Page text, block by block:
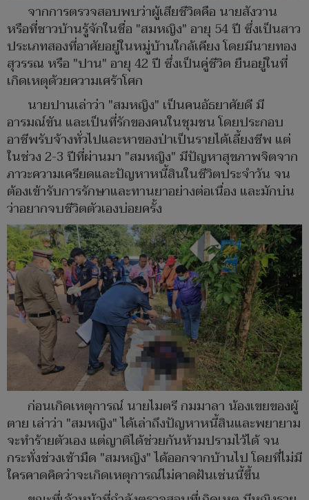
จากการตรวจสอบพบว่าผู้เสียชีวิตคือ นายสังวาน
หรือที่ชาวบ้านรู้จักในชื่อ "สมหญิง" อายุ 54 ปี ซึ่งเป็นสาว
ประเภทสองที่อาศัยอยู่ในหมู่บ้านใกล้เคียง โดยมีนายทอง
สุวรรณ หรือ "ปาน" อายุ 42 ปี ซึ่งเป็นคู่ชีวิต ยืนอยู่ในที่
เกิดเหตุด้วยความเศร้าโศก
นายปานเล่าว่า "สมหญิง" เป็นคนอัธยาศัยดี มี
อารมณ์ขัน และเป็นที่รักของคนในชุมชน โดยประกอบ
อาชีพรับจ้างทั่วไปและหาของป่าเป็นรายได้เลี้ยงชีพ แต่
ในช่วง 2-3 ปีที่ผ่านมา "สมหญิง" มีปัญหาสุขภาพจิตจาก
ภาวะความเครียดและปัญหาหนี้สินในชีวิตประจำวัน จน
ต้องเข้ารับการรักษาและทานยาอย่างต่อเนื่อง และมักบ่น
ว่าอยากจบชีวิตตัวเองบ่อยครั้ง
ก่อนเกิดเหตุการณ์ นายไมตรี กมมาลา น้องเขยของผู้
ตาย เล่าว่า "สมหญิง" ได้เล่าถึงปัญหาหนี้สินและพยายาม
จะทำร้ายตัวเอง แต่ญาติได้ช่วยกันห้ามปรามไว้ได้ จน
กระทั่งช่วงเช้ามืด "สมหญิง" ได้ออกจากบ้านไป โดยที่ไม่มี
ใครคาดคิดว่าจะเกิดเหตุการณ์ไม่คาดฝันเช่นนี้ขึ้น